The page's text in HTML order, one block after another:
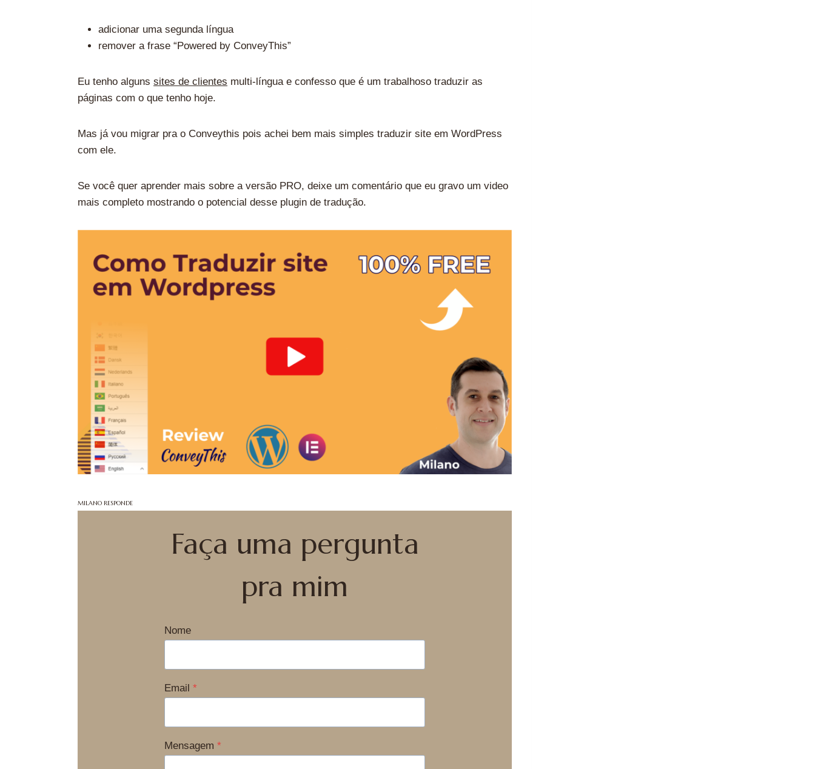
adicionar uma segunda língua
remover a frase “Powered by ConveyThis”
Eu tenho alguns sites de clientes multi-língua e confesso que é um trabalhoso traduzir as
páginas com o que tenho hoje.
Mas já vou migrar pra o Conveythis pois achei bem mais simples traduzir site em WordPress
com ele.
Se você quer aprender mais sobre a versão PRO, deixe um comentário que eu gravo um video
mais completo mostrando o potencial desse plugin de tradução.
MILANO RESPONDE
Faça uma pergunta
pra mim
Nome
Email *
Mensagem *